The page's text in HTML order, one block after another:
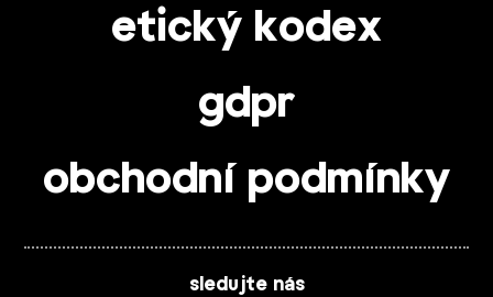
etický kodex
gdpr
obchodní podmínky
sledujte nás